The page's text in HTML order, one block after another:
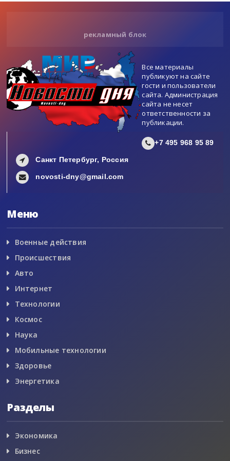
рекламный блок
Все материалы
публикуют на сайте
гости и пользователи
сайта. Администрация
сайта не несет
ответственности за
публикации.
+7 495 968 95 89
Санкт Петербург, Россия
novosti-dny@gmail.com
Меню
Военные действия
Происшествия
Авто
Интернет
Технологии
Космос
Наука
Мобильные технологии
Здоровье
Энергетика
Разделы
Экономика
Бизнес